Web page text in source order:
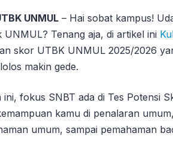
UNMUL – Hai sobat kampus!
UNMUL? Tenang aja, di artikel ini
skor UTBK UNMUL 2025/2026
makin gede.
ini, fokus SNBT ada di Tes Potensi
kamu di penalaran
umum, sampai pemahaman